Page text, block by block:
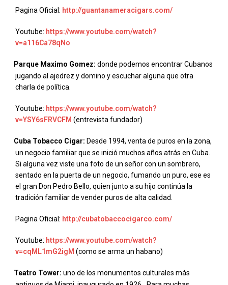
Pagina Oficial: http://guantanameracigars.com/
Youtube: https://www.youtube.com/watch?
v=a116Ca78qNo
Parque Maximo Gomez: donde podemos encontrar Cubanos
jugando al ajedrez y domino y escuchar alguna que otra
charla de política.
Youtube: https://www.youtube.com/watch?
v=YSY6sFRVCFM (entrevista fundador)
Cuba Tobacco Cigar: Desde 1994, venta de puros en la zona,
un negocio familiar que se inició muchos años atrás en Cuba.
Si alguna vez viste una foto de un señor con un sombrero,
sentado en la puerta de un negocio, fumando un puro, ese es
el gran Don Pedro Bello, quien junto a su hijo continúa la
tradición familiar de vender puros de alta calidad.
Pagina Oficial: http://cubatobaccocigarco.com/
Youtube: https://www.youtube.com/watch?
v=cqML1mG2igM (como se arma un habano)
Teatro Tower: uno de los monumentos culturales más